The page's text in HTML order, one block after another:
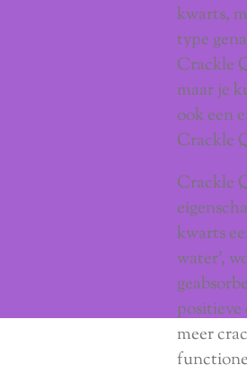
kwarts,
type
Crackle
maar je
ook een
Crackle
Crackle
kwarts
water',
meer